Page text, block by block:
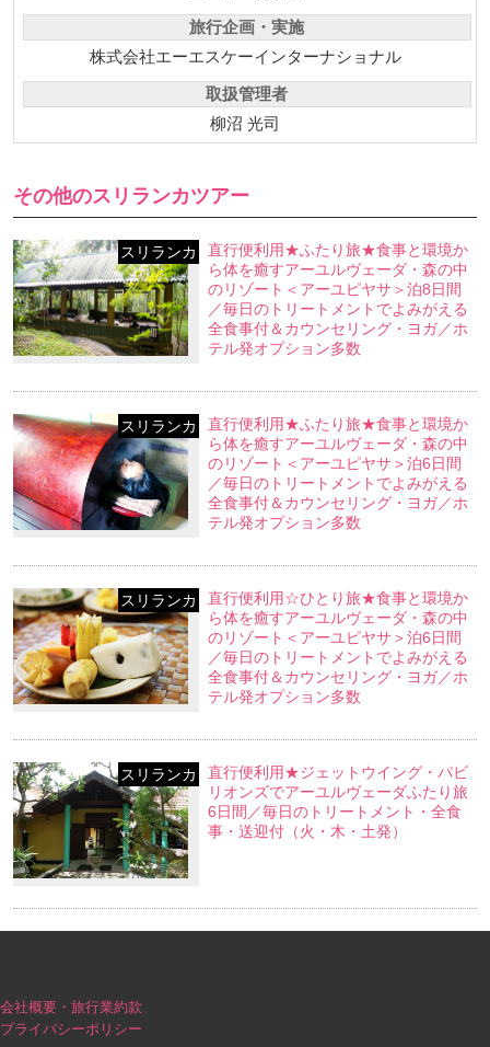
旅行企画・実施
株式会社エーエスケーインターナショナル
取扱管理者
柳沼 光司
その他のスリランカツアー
スリランカ
直行便利用★ふたり旅★食事と環境か
ら体を癒すアーユルヴェーダ・森の中
のリゾート＜アーユピヤサ＞泊8日間
／毎日のトリートメントでよみがえる
全食事付＆カウンセリング・ヨガ／ホ
テル発オプション多数
スリランカ
直行便利用★ふたり旅★食事と環境か
ら体を癒すアーユルヴェーダ・森の中
のリゾート＜アーユピヤサ＞泊6日間
／毎日のトリートメントでよみがえる
全食事付＆カウンセリング・ヨガ／ホ
テル発オプション多数
スリランカ
直行便利用☆ひとり旅★食事と環境か
ら体を癒すアーユルヴェーダ・森の中
のリゾート＜アーユピヤサ＞泊6日間
／毎日のトリートメントでよみがえる
全食事付＆カウンセリング・ヨガ／ホ
テル発オプション多数
スリランカ
直行便利用★ジェットウイング・パビ
リオンズでアーユルヴェーダふたり旅
6日間／毎日のトリートメント・全食
事・送迎付（火・木・土発）
会社概要・旅行業約款
プライバシーポリシー